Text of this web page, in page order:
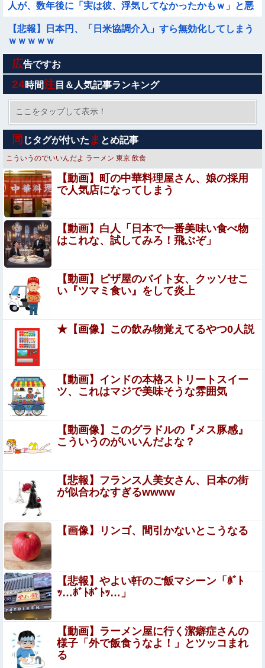
人が、数年後に「実は彼、浮気してなかったかもｗ」と悪
【悲報】日本円、「日米協調介入」すら無効化してしまう
ｗｗｗｗｗ
【画像】井上和のチラり、大変なことになってるって...
【悲報】取引先専務「Aを20個注文する」 ぼく「いつも
1～2個しか使わないけど本当に20であってる？」 取専
「あってる」→結果『こう』なったんだがコレワイが悪い
んか？？？？？？？？
「鬼滅の刃」の煉獄杏寿郎さんって、すぐに退場したのに
何で人気あるの？？
お高いテント、盗まれそうで怖くない？
【カープ実況】鈴木健矢(ブルペンデー)vs片山皓心【広島-
DeNA/横浜スタジアム】他
【動画】世界一過酷なオフロードレースのコース設計が絶
対におかしい（笑）
最新の日本人が減り、外国人が増えた街市ランキング
をご覧下さい→5位川口市、4位京都市、ではトップ3は
❓
なぜフランス人はこれほど日本が好きなのか？…中国ネッ
【速報】AKB48が千葉ロッテ参戦、佐藤綺星の始球式＆3
曲披露に裏住民歓喜ｗｗｗ他
SNSで知り合ったJK10人とS●Xしてハメ撮り770本撮った
イケメン逮捕wwwwwwwwwwwwwww
【画像】サンモニの女子アナさん、日曜の朝から
素材を提供してしまう
【衝撃映像】日本のタクシー運転手同士の路上喧嘩、ヤク
職場の人妻と不倫をして、ついに、、、
東大卒さん、ヒカルに嫉妬した結果ブタ箱送りになってし
まう…
反核団体の代表を務める爺さん、「核を持たないで日本を
守れますか」と中学生に詰問された結果……
【悲報】消費税減税に反対している自民党議員9人が判明
ｗｗｗｗｗｗ
クソ男「専業主婦は昼間寝てられていいよなぁ。俺なんか
忙しくて寝る暇ねーもん。どうせ暇でしょ？俺のＤＶＤコ
ピっといてよ」
【悲報】ラッパーさん、札束披露するもネット民から新社
広告ですお
24時間注 目＆人気記事ランキング
ここをタップして表示！
同 じタグが付いた ま とめ記事
こういうのでいいんだよ ラーメン 東京 飲食
【動画】町の中華料理屋さん、娘の採用
で人気店になってしまう
【動画】白人「日本で一番美味い食べ物
はこれな、試してみろ！飛ぶぞ」
【動画】ピザ屋のバイト女、クッソせこ
い『ツマミ食い』をして炎上
★【画像】この飲み物覚えてるやつ0人説
【動画】インドの本格ストリートスイー
ツ、これはマジで美味そうな雰囲気
【動画像】このグラドルの『メス豚感』
こういうのがいいんだよな？
【悲報】フランス人美女さん、日本の街
が似合わなすぎるwwww
【画像】リンゴ、間引かないとこうなる
【悲報】やよい軒のご飯マシーン「ﾎﾞﾄ
ｯ…ﾎﾞﾄﾎﾞﾄｯ…」
【動画】ラーメン屋に行く潔癖症さんの
様子「外で飯食うなよ！」とツッコまれ
る